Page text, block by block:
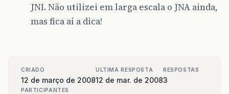
JNI. Não utilizei em larga escala o JNA ainda,
mas fica aí a dica!
CRIADO
12 de março de 2008
ULTIMA RESPOSTA
12 de mar. de 2008
RESPOSTAS
3
PARTICIPANTES